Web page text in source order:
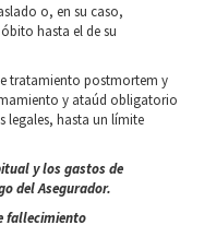
o, en su caso,
hasta el de su
tratamiento postmortem y
y ataúd obligatorio
legales, hasta un límite
y los gastos de
delAsegurador.
fallecimiento